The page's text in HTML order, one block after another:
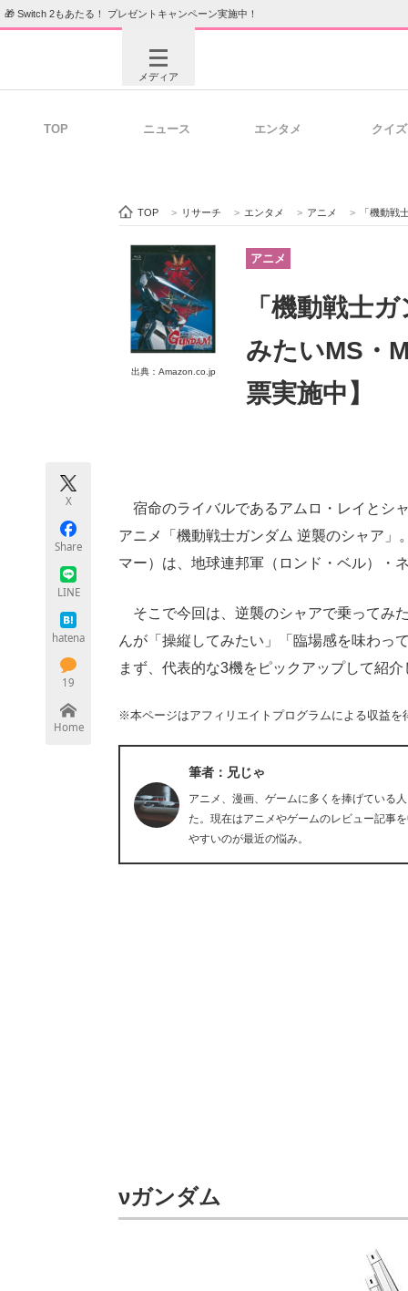
🎁 Switch 2もあたる！ プレゼントキャンペーン実施中！
メディア
ビジネスと働き方のヒント
ITエンジニア向け専門サイト
ちょっと気になるネットの話題
TOP ニュース エンタメ クイズ
TOP > リサーチ > エンタメ > アニメ > 「機動戦
出典：Amazon.co.jp
アニメ
「機動戦士
みたいMS・
票実施中】
X
Share
LINE
hatena
19
Home
宿命のライバルであるアムロ・レイとシ
アニメ「機動戦士ガンダム 逆襲のシャア
マー）は、地球連邦軍（ロンド・ベル）・
そこで今回は、逆襲のシャアで乗ってみ
んが「操縦してみたい」「臨場感を味わ
まず、代表的な3機をピックアップして紹介
※本ページはアフィリエイトプログラムによる収益を
筆者：兄じゃ
アニメ、漫画、ゲームに多くを捧げている
た。現在はアニメやゲームのレビュー記事
やすいのが最近の悩み。
νガンダム